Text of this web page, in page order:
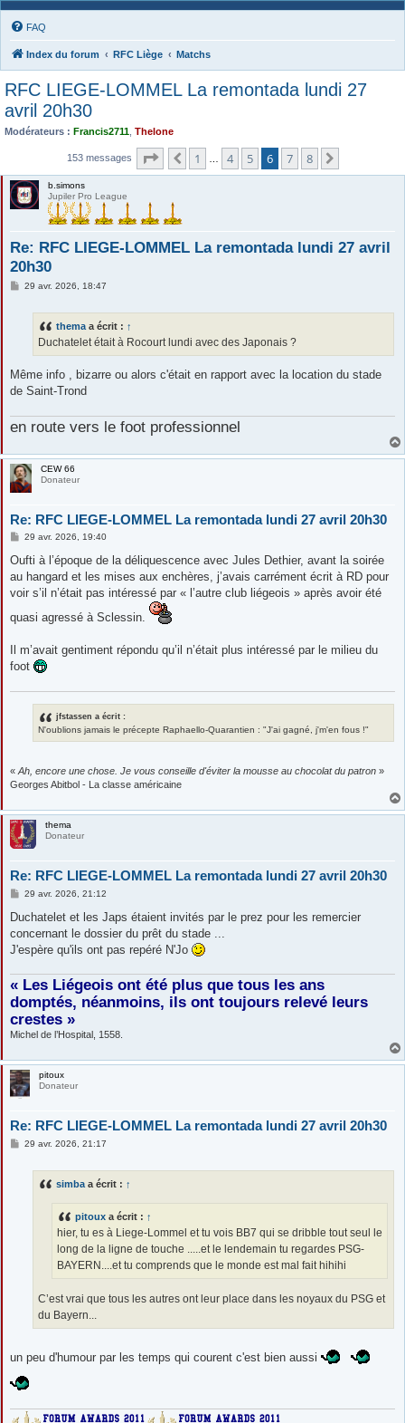
FAQ
Index du forum RFC Liège Matchs
RFC LIEGE-LOMMEL La remontada lundi 27
avril 20h30
Modérateurs : Francis2711 Thelone
153 messages Page sur
Précédente
1 4 5 6 7 8
b.simons
Jupiler Pro League
Re: RFC LIEGE-LOMMEL La remontada lundi 27 avril
20h30
M29 avr. 2026, 18:47
thema a écrit : ↑
Duchatelet était à Rocourt lundi avec des Japonais ?
Même info , bizarre ou alors c'était en rapport avec la location du stade
de Saint-Trond
en route vers le foot professionnel
CEW 66
Donateur
Re: RFC LIEGE-LOMMEL La remontada lundi 27 avril 20h30
M
s
a
g
29 avr. 2026, 19:40
Oufti à l’époque de la déliquescence avec Jules Dethier, avant la soirée
au hangard et les mises aux enchères, j’avais carrément écrit à RD pour
voir s’il n’était pas intéressé par « l’autre club liégeois » après avoir été
quasi agressé à Sclessin.
Il m’avait gentiment répondu qu’il n’était plus intéressé par le milieu du
foot
jfstassen a écrit :
N'oublions jamais le précepte Raphaello-Quarantien : "J'ai gagné, j'm'en fous !"
« Ah, encore une chose. Je vous conseille d'éviter la mousse au chocolat du patron »
Georges Abitbol - La classe américaine
thema
Donateur
Re: RFC LIEGE-LOMMEL La remontada lundi 27 avril 20h30
M
s
a
g
29 avr. 2026, 21:12
Duchatelet et les Japs étaient invités par le prez pour les remercier
concernant le dossier du prêt du stade ...
J'espère qu'ils ont pas repéré N'Jo
« Les Liégeois ont été plus que tous les ans
domptés, néanmoins, ils ont toujours relevé leurs
crestes »
Michel de l’Hospital, 1558.
pitoux
Donateur
Re: RFC LIEGE-LOMMEL La remontada lundi 27 avril 20h30
M29 avr. 2026, 21:17
simba a écrit : ↑
pitoux a écrit : ↑
hier, tu es à Liege-Lommel et tu vois BB7 qui se dribble tout seul le
long de la ligne de touche .....et le lendemain tu regardes PSG-
BAYERN....et tu comprends que le monde est mal fait hihihi
C’est vrai que tous les autres ont leur place dans les noyaux du PSG et
du Bayern...
un peu d'humour par les temps qui courent c'est bien aussi